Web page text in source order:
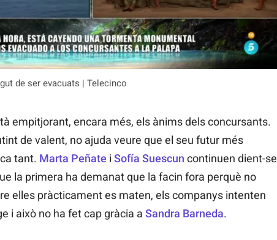
de ser evacuats | Telecinco
empitjorant, encara més, els ànims dels concursants.
de valent, no ajuda veure que el seu futur més
tant. Marta Peñate i Sofía Suescun continuen dient-se
la primera ha demanat que la facin fora perquè no
elles pràcticament es maten, els companys intenten
i això no ha fet cap gràcia a Sandra Barneda.